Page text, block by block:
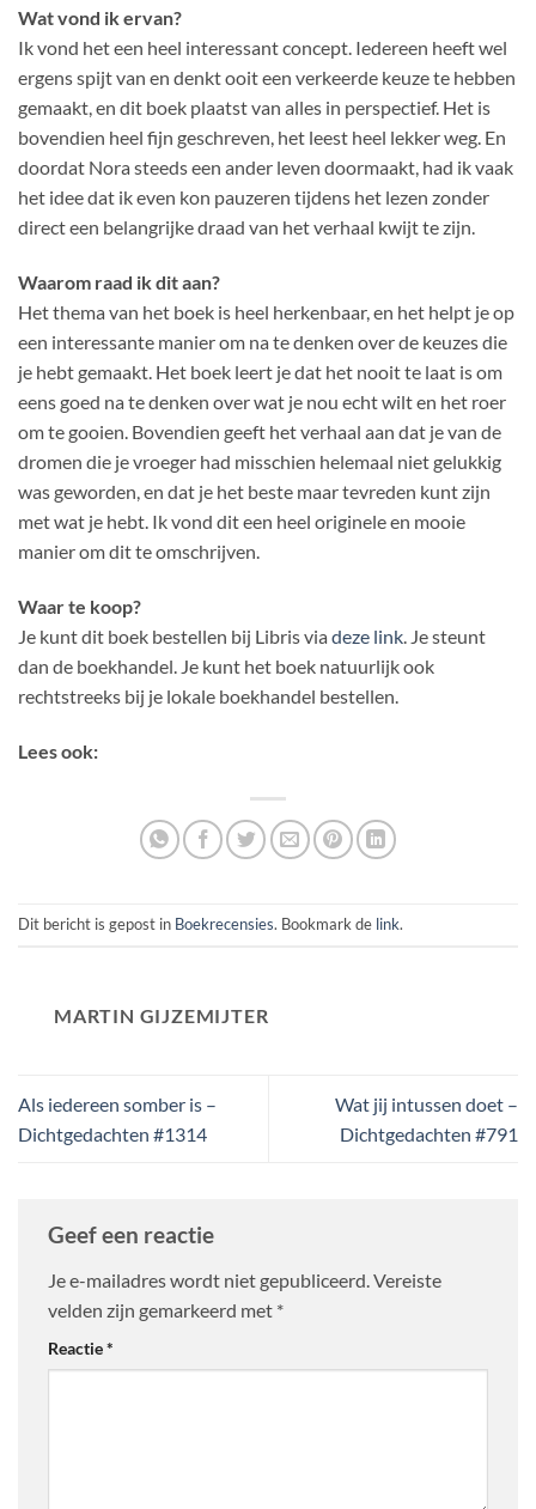
Wat vond ik ervan?
Ik vond het een heel interessant concept. Iedereen heeft wel
ergens spijt van en denkt ooit een verkeerde keuze te hebben
gemaakt, en dit boek plaatst van alles in perspectief. Het is
bovendien heel fijn geschreven, het leest heel lekker weg. En
doordat Nora steeds een ander leven doormaakt, had ik vaak
het idee dat ik even kon pauzeren tijdens het lezen zonder
direct een belangrijke draad van het verhaal kwijt te zijn.
Waarom raad ik dit aan?
Het thema van het boek is heel herkenbaar, en het helpt je op
een interessante manier om na te denken over de keuzes die
je hebt gemaakt. Het boek leert je dat het nooit te laat is om
eens goed na te denken over wat je nou echt wilt en het roer
om te gooien. Bovendien geeft het verhaal aan dat je van de
dromen die je vroeger had misschien helemaal niet gelukkig
was geworden, en dat je het beste maar tevreden kunt zijn
met wat je hebt. Ik vond dit een heel originele en mooie
manier om dit te omschrijven.
Waar te koop?
Je kunt dit boek bestellen bij Libris via deze link. Je steunt
dan de boekhandel. Je kunt het boek natuurlijk ook
rechtstreeks bij je lokale boekhandel bestellen.
Lees ook:
Dit bericht is gepost in Boekrecensies. Bookmark de link.
MARTIN GIJZEMIJTER
Als iedereen somber is –
Dichtgedachten #1314
Wat jij intussen doet –
Dichtgedachten #791
Geef een reactie
Je e-mailadres wordt niet gepubliceerd.Vereiste
velden zijn gemarkeerd met *
Reactie*